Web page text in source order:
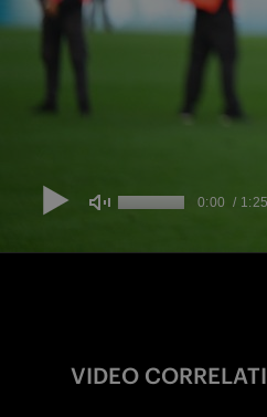
VIDEO CORRELATI